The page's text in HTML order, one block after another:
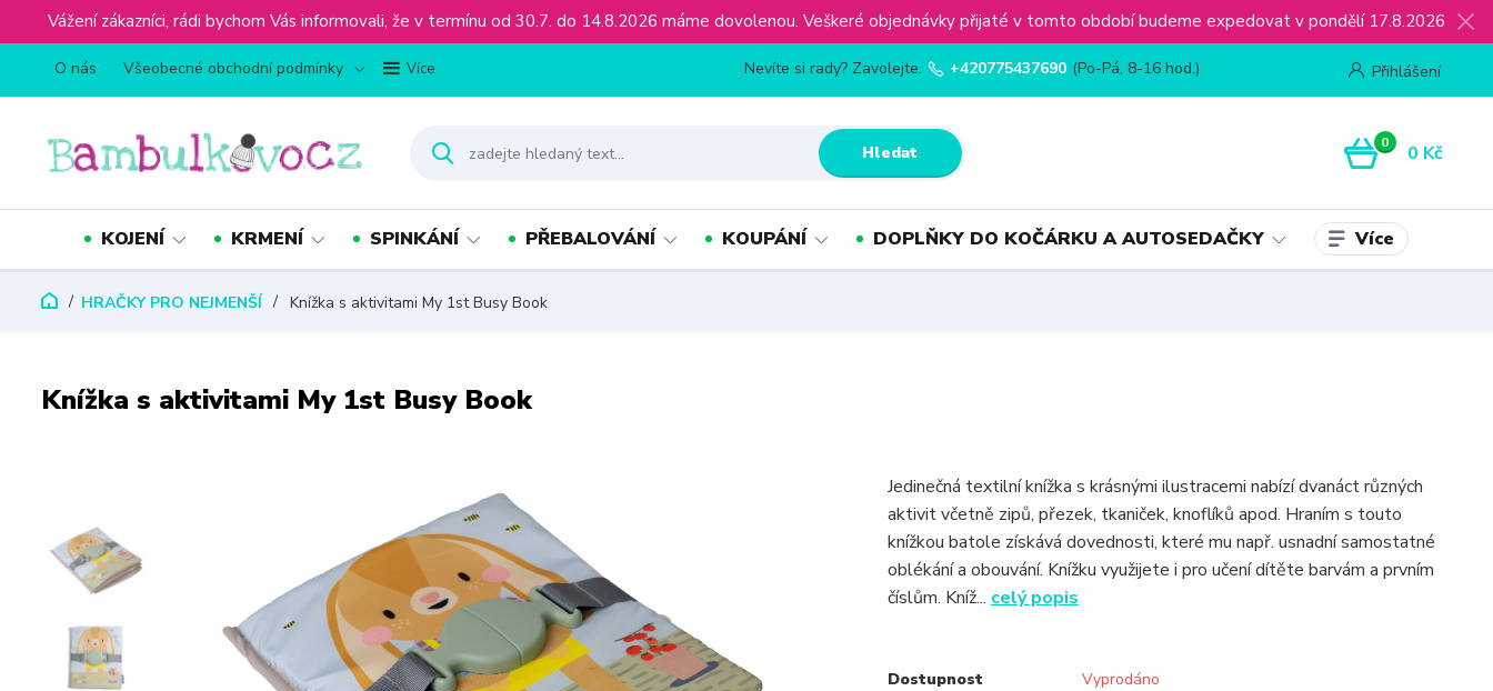
Vážení zákazníci, rádi bychom Vás informovali, že v termínu od 30.7. do 14.8.2026 máme dovolenou. Veškeré objednávky přijaté v tomto období budeme expedovat v pondělí 17.8.2026
O nás Všeobecné obchodní podmínky Více Přihlášení
Hledat
Nevíte si rady? Zavolejte. +420775437690 (Po-Pá, 8-16 hod.)
0 0 Kč
KOJENÍ KRMENÍ SPINKÁNÍ PŘEBALOVÁNÍ KOUPÁNÍ DOPLŇKY DO KOČÁRKU A AUTOSEDAČKY Více
HRAČKY PRO NEJMENŠÍ Knížka s aktivitami My 1st Busy Book
Knížka s aktivitami My 1st Busy Book
Jedinečná textilní knížka s krásnými ilustracemi nabízí dvanáct různých
aktivit včetně zipů, přezek, tkaniček, knoflíků apod. Hraním s touto
knížkou batole získává dovednosti, které mu např. usnadní samostatné
oblékání a obouvání. Knížku využijete i pro učení dítěte barvám a prvním
číslům. Kníž... celý popis
Dostupnost Vyprodáno